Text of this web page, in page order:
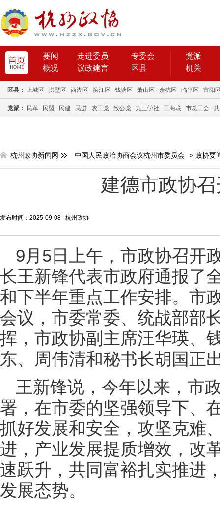
要闻 走进委员
专委会
概况
议政建言 区县
党派
机关
区县： 上城区 拱墅区 西湖区 滨江区 钱塘区 萧山区 余杭区 临平区 富阳
党派： 民革 民盟 民建 民进 农工党 致公党 九三学社 工商联 市总工会
杭州政协新闻网 中国人民政治协商会议杭州市委员会 > 政协要
建德市政协
发布时间：2025-09-08 杭州政协
9月5日上午，市政协召开
长王新锋代表市政府通报了
和下半年重点工作安排。市
会议，市委常委、统战部部
挥，市政协副主席汪华瑛、
东、周伟清和秘书长胡国正
王新锋说，今年以来，市
署，在市委的坚强领导下、
抓好发展和安全，攻坚克难
进，产业发展提质增效，改
速跃升，共同富裕扎实推进
发展态势。